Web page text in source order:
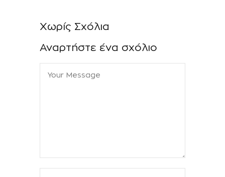
Χωρίς Σχόλια
Αναρτήστε ένα σχόλιο